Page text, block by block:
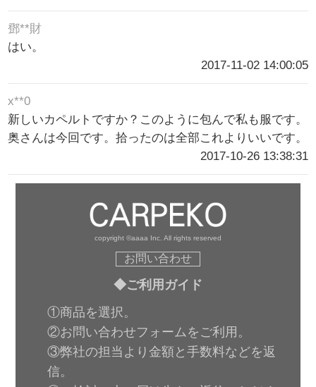
鄧**財
はい。
2017-11-02 14:00:05
x**0
新しいカペルトですか？このように包んで私も服です。
奥さんは今回です。拾ったのは全部これよりいいです。
2017-10-26 13:38:31
copyright ©aaaa Inc. All rights reserved
お問い合わせ
◆ご利用ガイド
①商品を選択。
②お問い合わせフォームをご利用。
③弊社の担当より金額と手数料などを返
信。